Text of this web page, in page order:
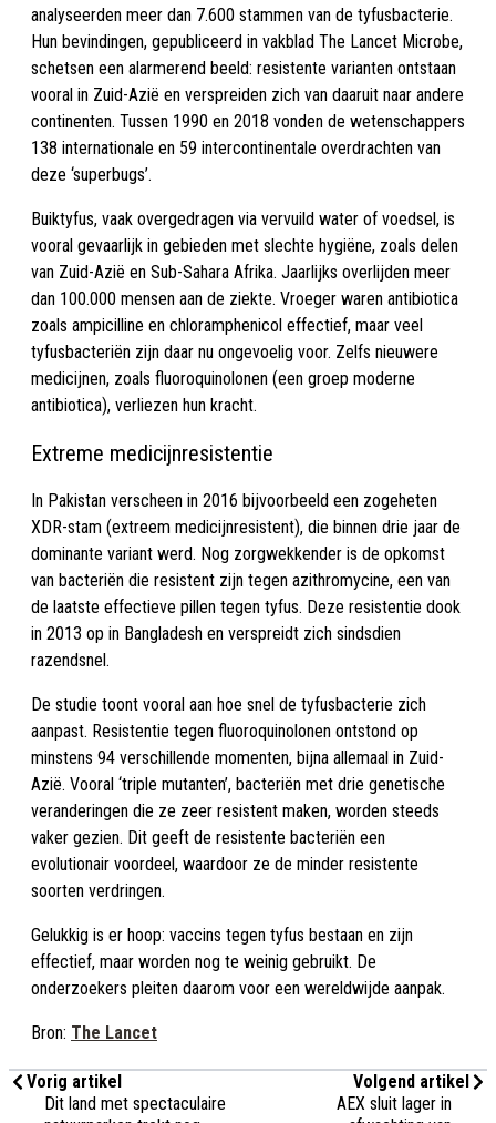
analyseerden meer dan 7.600 stammen van de tyfusbacterie.
Hun bevindingen, gepubliceerd in vakblad The Lancet Microbe,
schetsen een alarmerend beeld: resistente varianten ontstaan
vooral in Zuid-Azië en verspreiden zich van daaruit naar andere
continenten. Tussen 1990 en 2018 vonden de wetenschappers
138 internationale en 59 intercontinentale overdrachten van
deze ‘superbugs’.
Buiktyfus, vaak overgedragen via vervuild water of voedsel, is
vooral gevaarlijk in gebieden met slechte hygiëne, zoals delen
van Zuid-Azië en Sub-Sahara Afrika. Jaarlijks overlijden meer
dan 100.000 mensen aan de ziekte. Vroeger waren antibiotica
zoals ampicilline en chloramphenicol effectief, maar veel
tyfusbacteriën zijn daar nu ongevoelig voor. Zelfs nieuwere
medicijnen, zoals fluoroquinolonen (een groep moderne
antibiotica), verliezen hun kracht.
Extreme medicijnresistentie
In Pakistan verscheen in 2016 bijvoorbeeld een zogeheten
XDR-stam (extreem medicijnresistent), die binnen drie jaar de
dominante variant werd. Nog zorgwekkender is de opkomst
van bacteriën die resistent zijn tegen azithromycine, een van
de laatste effectieve pillen tegen tyfus. Deze resistentie dook
in 2013 op in Bangladesh en verspreidt zich sindsdien
razendsnel.
De studie toont vooral aan hoe snel de tyfusbacterie zich
aanpast. Resistentie tegen fluoroquinolonen ontstond op
minstens 94 verschillende momenten, bijna allemaal in Zuid-
Azië. Vooral ‘triple mutanten’, bacteriën met drie genetische
veranderingen die ze zeer resistent maken, worden steeds
vaker gezien. Dit geeft de resistente bacteriën een
evolutionair voordeel, waardoor ze de minder resistente
soorten verdringen.
Gelukkig is er hoop: vaccins tegen tyfus bestaan en zijn
effectief, maar worden nog te weinig gebruikt. De
onderzoekers pleiten daarom voor een wereldwijde aanpak.
Bron: The Lancet
Vorig artikel
Dit land met spectaculaire
Volgend artikel
AEX sluit lager in